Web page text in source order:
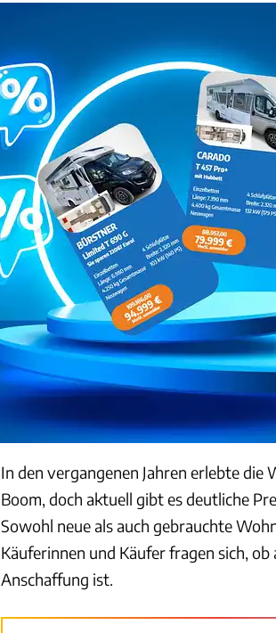
In den vergangenen Jahren erlebte
Boom, doch aktuell gibt es deutliche
Sowohl neue als auch gebrauchte
Käuferinnen und Käufer fragen sich,
Anschaffung ist.